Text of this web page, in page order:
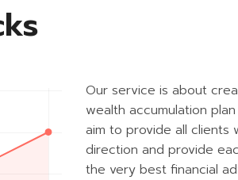
Our service is about
wealth accumulation
aim to provide all clients
direction and provide
the very best financial